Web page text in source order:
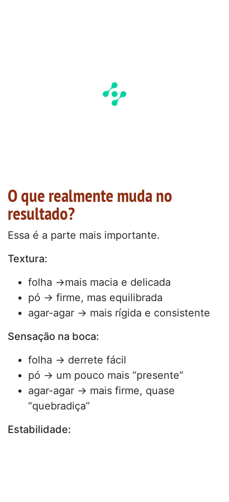
O que realmente muda no
resultado?
Essa é a parte mais importante.
Textura:
folha →mais macia e delicada
pó → firme, mas equilibrada
agar-agar → mais rígida e consistente
Sensação na boca:
folha → derrete fácil
pó → um pouco mais “presente”
agar-agar → mais firme, quase
“quebradiça”
Estabilidade: